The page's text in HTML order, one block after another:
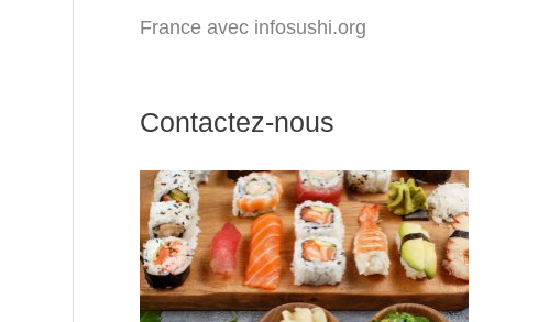
France avec infosushi.org
Contactez-nous